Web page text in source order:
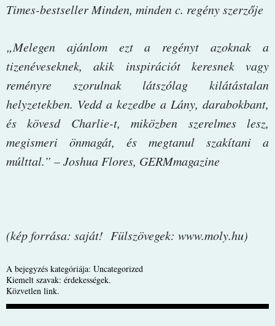
Times-bestseller Minden, minden c. regény szerzője
„Melegen ajánlom ezt a regényt azoknak a
tizenéveseknek, akik inspirációt keresnek vagy
reményre szorulnak látszólag kilátástalan
helyzetekben. Vedd a kezedbe a Lány, darabokbant,
és kövesd Charlie-t, miközben szerelmes lesz,
megismeri önmagát, és megtanul szakítani a
múlttal.” – Joshua Flores, GERMmagazine
(kép forrása: saját! Fülszövegek: www.moly.hu)
A bejegyzés kategóriája: Uncategorized
Kiemelt szavak: érdekességek.
Közvetlen link.